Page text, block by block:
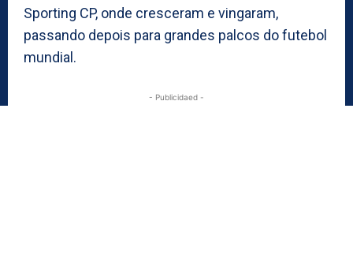
Sporting CP, onde cresceram e vingaram,
passando depois para grandes palcos do futebol
mundial.
- Publicidaed -